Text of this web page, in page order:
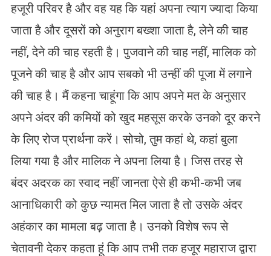
हजूरी परिवर है और वह यह कि यहां अपना त्याग ज्यादा किया
जाता है और दूसरों को अनुराग बख्शा जाता है, लेने की चाह
नहीं, देने की चाह रहती है। पुजवाने की चाह नहीं, मालिक को
पूजने की चाह है और आप सबको भी उन्हीं की पूजा में लगाने
की चाह है। मैं कहना चाहूंगा कि आप अपने मत के अनुसार
अपने अंदर की कमियों को खुद महसूस करके उनको दूर करने
के लिए रोज प्रार्थना करें। सोचो, तुम कहां थे, कहां बुला
लिया गया है और मालिक ने अपना लिया है। जिस तरह से
बंदर अदरक का स्वाद नहीं जानता ऐसे ही कभी-कभी जब
आनाधिकारी को कुछ न्यामत मिल जाता है तो उसके अंदर
अहंकार का मामला बढ़ जाता है। उनको विशेष रूप से
चेतावनी देकर कहता हूं कि आप तभी तक हजूर महाराज द्वारा